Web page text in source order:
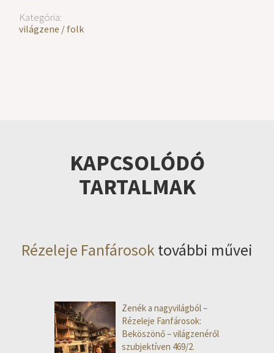
Kategória:
világzene / folk
KAPCSOLÓDÓ
TARTALMAK
Rézeleje Fanfárosok további művei
Zenék a nagyvilágból –
Rézeleje Fanfárosok:
Beköszönő – világzenéről
szubjektíven 469/2.